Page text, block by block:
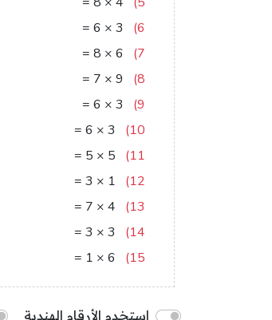
6)
3
×
6
=
7)
6
×
8
=
8)
9
×
7
=
9)
3
×
6
=
10)
3
×
6
=
11)
5
×
5
=
12)
1
×
3
=
13)
4
×
7
=
14)
3
×
3
=
15)
6
×
1
=
استخدم الأرقام الهندية